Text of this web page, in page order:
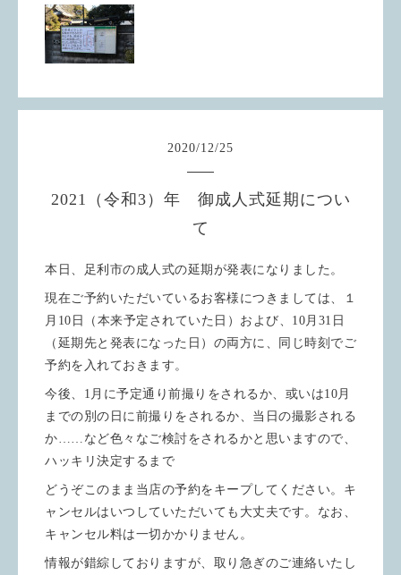
2020/12/25
2021（令和3）年 御成人式延期につい
て
本日、足利市の成人式の延期が発表になりました。
現在ご予約いただいているお客様につきましては、１
月10日（本来予定されていた日）および、10月31日
（延期先と発表になった日）の両方に、同じ時刻でご
予約を入れておきます。
今後、1月に予定通り前撮りをされるか、或いは10月
までの別の日に前撮りをされるか、当日の撮影される
か……など色々なご検討をされるかと思いますので、
ハッキリ決定するまで
どうぞこのまま当店の予約をキープしてください。キ
ャンセルはいつしていただいても大丈夫です。なお、
キャンセル料は一切かかりません。
情報が錯綜しておりますが、取り急ぎのご連絡いたし